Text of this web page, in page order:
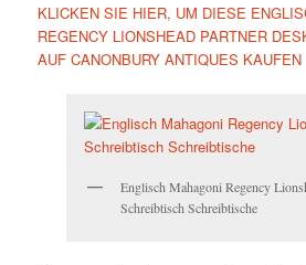
KLICKEN SIE HIER, UM DIESE
REGENCY LIONSHEAD PARTNER
AUF CANONBURY ANTIQUES KAUFEN
Englisch Mahagoni Regency
Schreibtisch Schreibtische